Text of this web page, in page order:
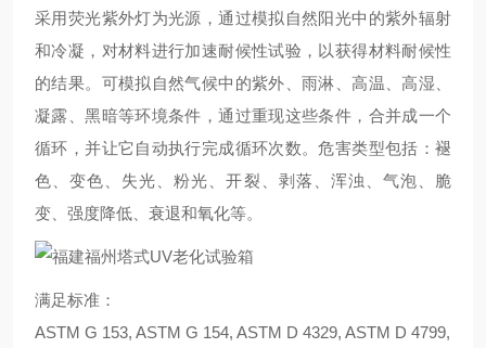
采用荧光紫外灯为光源，通过模拟自然阳光中的紫外辐射
和冷凝，对材料进行加速耐候性试验，以获得材料耐候性
的结果。可模拟自然气候中的紫外、雨淋、高温、高湿、
凝露、黑暗等环境条件，通过重现这些条件，合并成一个
循环，并让它自动执行完成循环次数。危害类型包括：褪
色、变色、失光、粉光、开裂、剥落、浑浊、气泡、脆
变、强度降低、衰退和氧化等。
满足标准：
ASTM G 153, ASTM G 154, ASTM D 4329, ASTM D 4799,